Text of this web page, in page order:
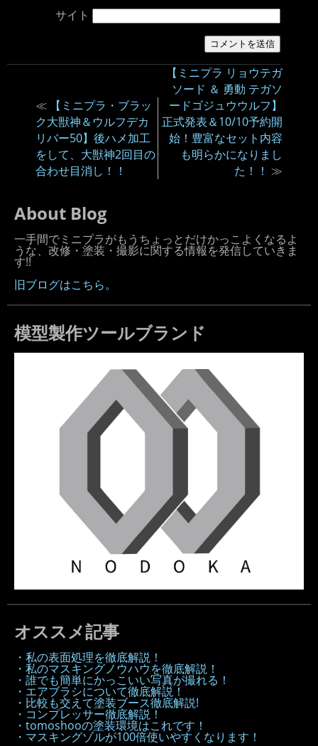
サイト
≪
【ミニプラ・ブラッ
ク大獣神＆ウルフデカ
リバー50】後ハメ加工
をして、大獣神2回目の
合わせ目消し！！
【ミニプラ リョウテガ
ソード ＆ 勇動 テガソ
ードゴジュウウルフ】
正式発表＆10/10予約開
始！豊富なセット内容
も明らかになりまし
た！！ ≫
About Blog
一手間でミニプラがもうちょっとだけかっこよくなるよ
うな、改修・塗装・撮影に関する情報を発信していきま
す!!
旧ブログはこちら。
模型製作ツールブランド
オススメ記事
・私の表面処理を徹底解説！
・私のマスキングノウハウを徹底解説！
・誰でも簡単にかっこいい写真が撮れる！
・エアブラシについて徹底解説！
・比較も交えて塗装ブース徹底解説!
・コンプレッサー徹底解説！
・tomoshooの塗装環境はこれです！
・マスキングゾルが100倍使いやすくなります！